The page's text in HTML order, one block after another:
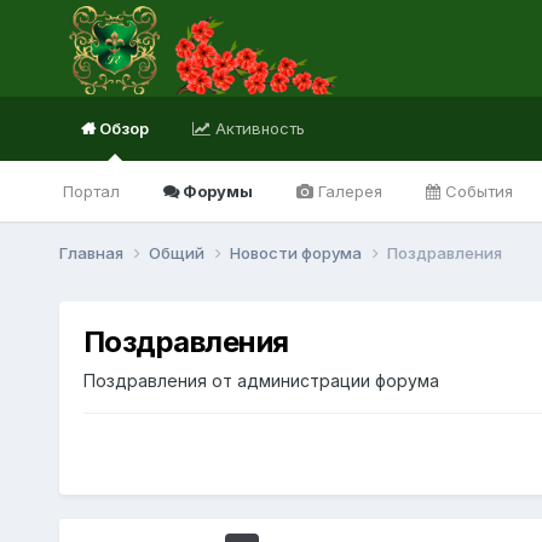
Обзор
Портал Форумы Галерея События
Активность
Главная Общий Новости форума Поздравления
Поздравления
Поздравления от администрации форума